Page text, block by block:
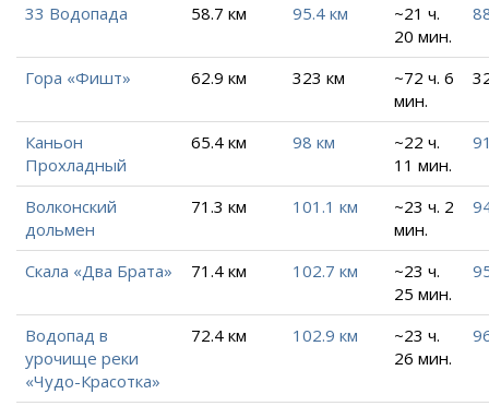
33 Водопада 58.7 км 95.4 км
~21 ч.
20 мин.
Гора «Фишт» 62.9 км 323 км
~72 ч. 6
мин.
Каньон
Прохладный
65.4 км 98 км
~22 ч.
11 мин.
Волконский
дольмен
71.3 км 101.1 км
~23 ч. 2
мин.
Скала «Два Брата» 71.4 км 102.7 км
~23 ч.
25 мин.
Водопад в
урочище реки
«Чудо-Красотка»
72.4 км 102.9 км
~23 ч.
26 мин.